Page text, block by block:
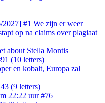
#1 We zijn er weer
op na claims over plagiaat
about Stella Montis
(10 letters)
en kobalt, Europa zal
(9 letters)
22:22 uur #76